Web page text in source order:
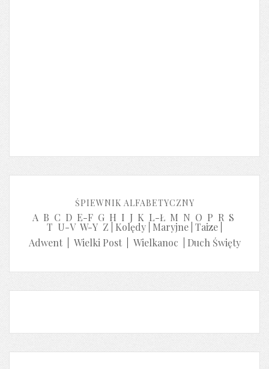
ŚPIEWNIK ALFABETYCZNY
A B C D E-F G H I J K L-Ł M N O P R S
T U-V W-Y Z Kolędy Maryjne Taize
Adwent| Wielki Post| Wielkanoc Duch Święty